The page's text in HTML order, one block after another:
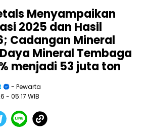
Menyampaikan
2025 dan Hasil
Cadangan Mineral
Mineral Tembaga
menjadi 53 juta ton
- Pewarta
- 05:17 WIB